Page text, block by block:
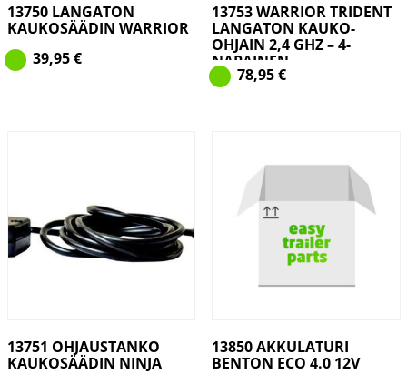
13750 LANGATON
KAUKOSÄÄDIN WARRIOR
39,95€
13753 WARRIOR TRIDENT
LANGATON KAUKO-
OHJAIN 2,4 GHZ – 4-
NAPAINEN
78,95€
13751 OHJAUSTANKO
KAUKOSÄÄDIN NINJA
13850 AKKULATURI
BENTON ECO 4.0 12V